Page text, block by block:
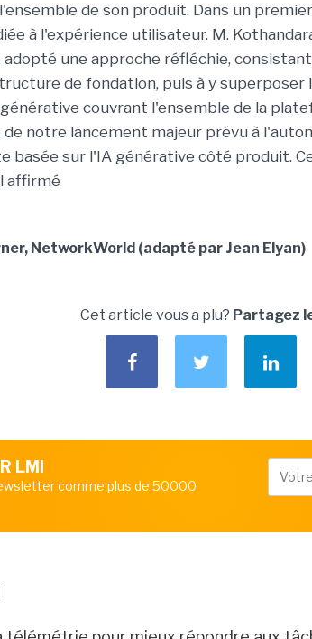
de son produit. Dans un
à l'expérience utilisateur. M.
une approche réfléchie,
de fondation, puis à y superposer
couvrant l'ensemble de la
de notre lancement majeur prévu à
basée sur l'IA générative côté produit.
affirmé
NetworkWorld (adapté par Jean Elyan)
Cet article vous a plu? Partagez
LMI
comme plus de 50000